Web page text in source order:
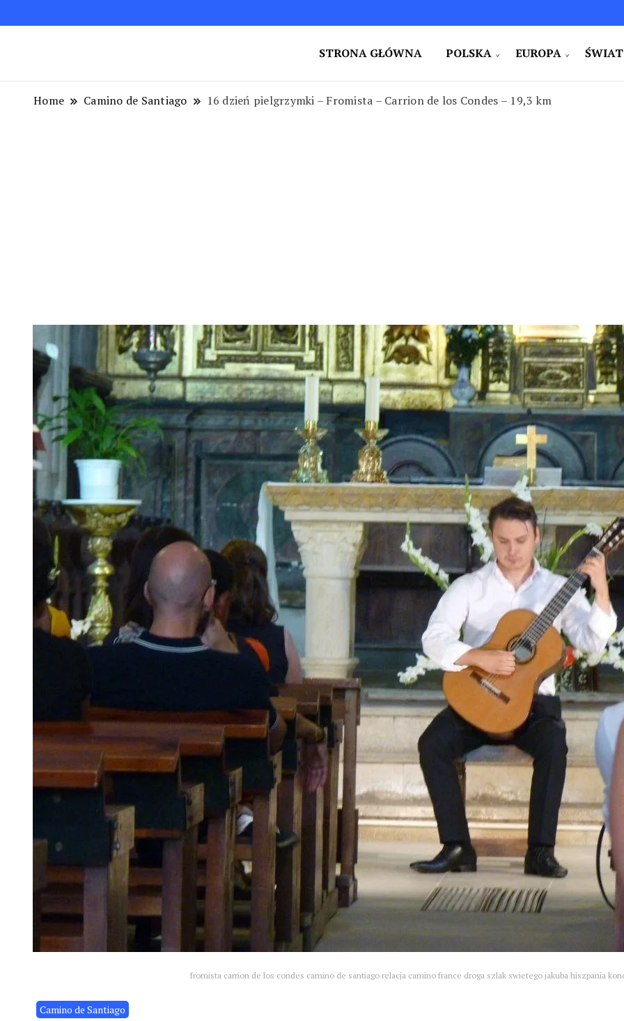
STRONA GŁÓWNA POLSKA EUROPA ŚWIAT
Home Camino de Santiago 16 dzień pielgrzymki – Fromista – Carrion de los Condes – 19,3 km
fromista carrion de los condes camino de santiago relacja camino france droga szlak swietego jakuba hiszpania
Camino de Santiago